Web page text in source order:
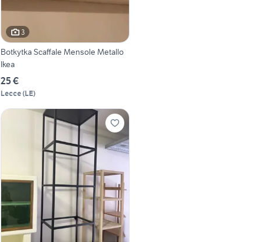
3
Botkytka Scaffale Mensole Metallo
Ikea
25 €
Lecce(LE)